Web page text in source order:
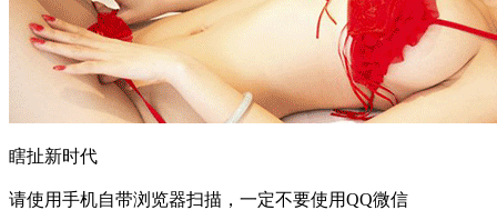
瞎扯新时代
请使用手机自带浏览器扫描，一定不要使用QQ微信